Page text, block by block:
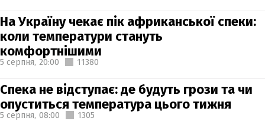
На Україну чекає пік африканської спеки:
коли температури стануть
комфортнішими
5 серпня, 20:00 11380
Спека не відступає: де будуть грози та чи
опуститься температура цього тижня
5 серпня, 08:00 1305